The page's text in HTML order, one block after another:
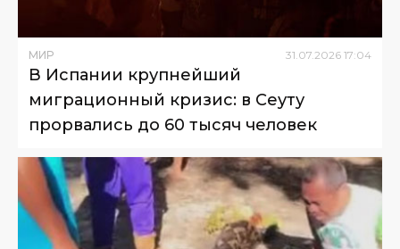
МИР 31 07 2026 17:04
В Испании крупнейший
миграционный кризис: в Сеуту
прорвались до 60 тысяч человек